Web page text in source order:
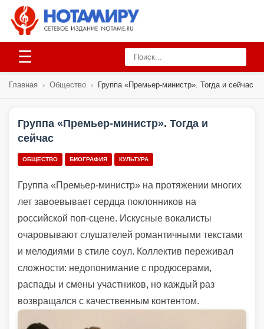
☰
Главная › Общество › Группа «Премьер-министр». Тогда и сейчас
Группа «Премьер-министр». Тогда и
сейчас
ОБЩЕСТВО БИОГРАФИЯ КУЛЬТУРА
Группа «Премьер-министр» на протяжении многих
лет завоевывает сердца поклонников на
российской поп-сцене. Искусные вокалисты
очаровывают слушателей романтичными текстами
и мелодиями в стиле соул. Коллектив переживал
сложности: недопонимание с продюсерами,
распады и смены участников, но каждый раз
возвращался с качественным контентом.